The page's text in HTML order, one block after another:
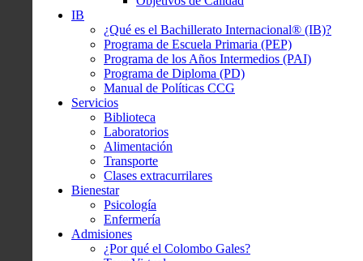
IB
¿Qué es el Bachillerato Internacional® (IB)?
Programa de Escuela Primaria (PEP)
Programa de los Años Intermedios (PAI)
Programa de Diploma (PD)
Manual de Políticas CCG
Servicios
Biblioteca
Laboratorios
Alimentación
Transporte
Clases extracurrilares
Bienestar
Psicología
Enfermería
Admisiones
¿Por qué el Colombo Gales?